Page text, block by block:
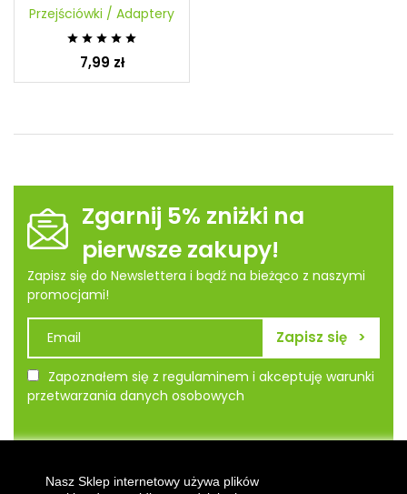
Przejściówki / Adaptery
    
7,99 zł
Zgarnij 5% zniżki na
pierwsze zakupy!
Zapisz się do Newslettera i bądź na bieżąco z naszymi
promocjami!
Zapoznałem się z regulaminem i akceptuję warunki
przetwarzania danych osobowych
Informacje
Nasz Sklep internetowy używa plików